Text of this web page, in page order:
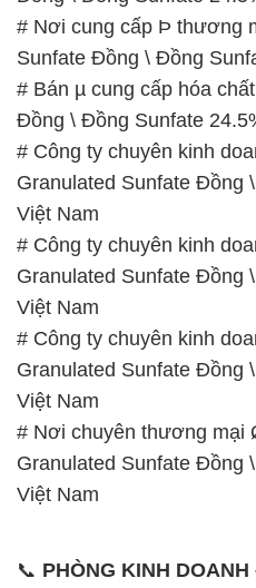
# Nơi cung cấp Þ thương
Sunfate Đồng \ Đồng
# Bán µ cung cấp hóa
Đồng \ Đồng Sunfate
# Công ty chuyên kinh
Granulated Sunfate Đồng
Việt Nam
# Công ty chuyên kinh
Granulated Sunfate Đồng
Việt Nam
# Công ty chuyên kinh
Granulated Sunfate Đồng
Việt Nam
# Nơi chuyên thương mại
Granulated Sunfate Đồng
Việt Nam
📞 PHÒNG KINH